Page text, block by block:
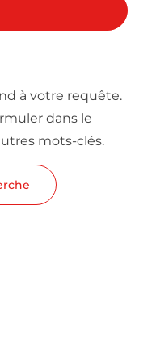
à votre requête.
dans le
mots-clés.